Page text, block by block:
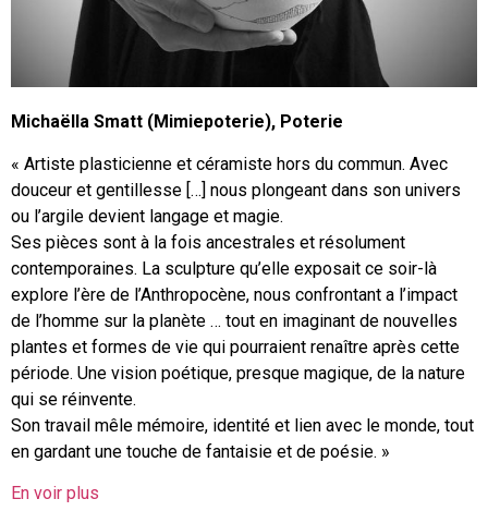
Michaëlla Smatt (Mimiepoterie), Poterie
« Artiste plasticienne et céramiste hors du commun. Avec
douceur et gentillesse […] nous plongeant dans son univers
ou l’argile devient langage et magie.
Ses pièces sont à la fois ancestrales et résolument
contemporaines. La sculpture qu’elle exposait ce soir-là
explore l’ère de l’Anthropocène, nous confrontant a l’impact
de l’homme sur la planète … tout en imaginant de nouvelles
plantes et formes de vie qui pourraient renaître après cette
période. Une vision poétique, presque magique, de la nature
qui se réinvente.
Son travail mêle mémoire, identité et lien avec le monde, tout
en gardant une touche de fantaisie et de poésie. »
En voir plus